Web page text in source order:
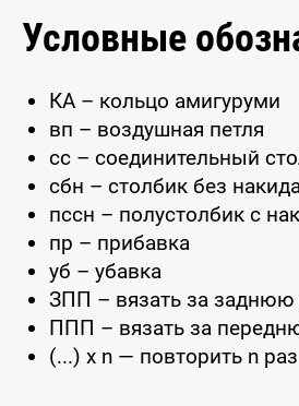
Условные
КА – кольцо амигуруми
вп – воздушная петля
сс – соединительный
сбн – столбик без
пссн – полустолбик с
пр – прибавка
уб – убавка
ЗПП – вязать за заднюю
ППП – вязать за
(...) x n — повторить n раз